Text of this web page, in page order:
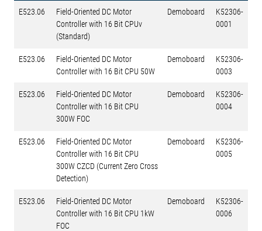
E523.06
Field-Oriented DC Motor
Controller with 16 Bit CPUv
(Standard)
Demoboard
K52306-
0001
E523.06
Field-Oriented DC Motor
Controller with 16 Bit CPU 50W
Demoboard
K52306-
0003
E523.06
Field-Oriented DC Motor
Controller with 16 Bit CPU
300W FOC
Demoboard
K52306-
0004
E523.06
Field-Oriented DC Motor
Controller with 16 Bit CPU
300W CZCD (Current Zero Cross
Detection)
Demoboard
K52306-
0005
E523.06
Field-Oriented DC Motor
Controller with 16 Bit CPU 1kW
FOC
Demoboard
K52306-
0006